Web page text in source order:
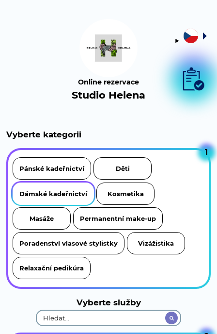
Online rezervace
Studio Helena
Vyberte kategorii
1
Pánské kadeřnictví Děti
Dámské kadeřnictví Kosmetika
Masáže Permanentní make-up
Poradenství vlasové stylistky Vizážistika
Relaxační pedikúra
Vyberte služby